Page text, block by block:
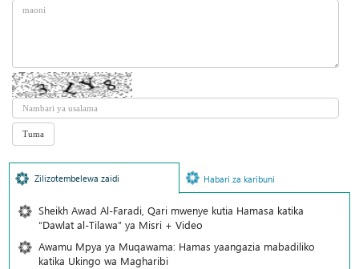
Zilizotembelewa zaidi Habari za karibuni
Sheikh Awad Al-Faradi, Qari mwenye kutia Hamasa katika
“Dawlat al-Tilawa” ya Misri + Video
Awamu Mpya ya Muqawama: Hamas yaangazia mabadiliko
katika Ukingo wa Magharibi